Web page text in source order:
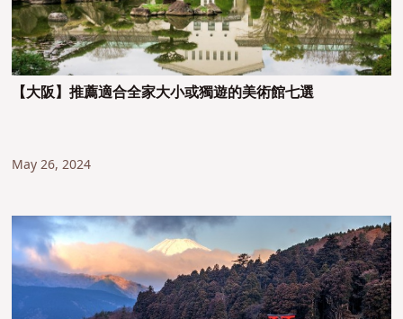
【大阪】推薦適合全家大小或獨遊的美術館七選
May 26, 2024